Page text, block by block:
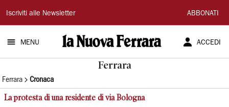
La
Nuova
Ferrara
Iscriviti alle Newsletter ABBONATI
MENU ACCEDI
Ferrara
Ferrara Cronaca
La protesta di una residente di via Bologna